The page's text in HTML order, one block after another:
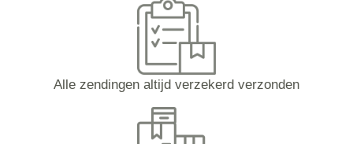
Alle zendingen altijd verzekerd verzonden